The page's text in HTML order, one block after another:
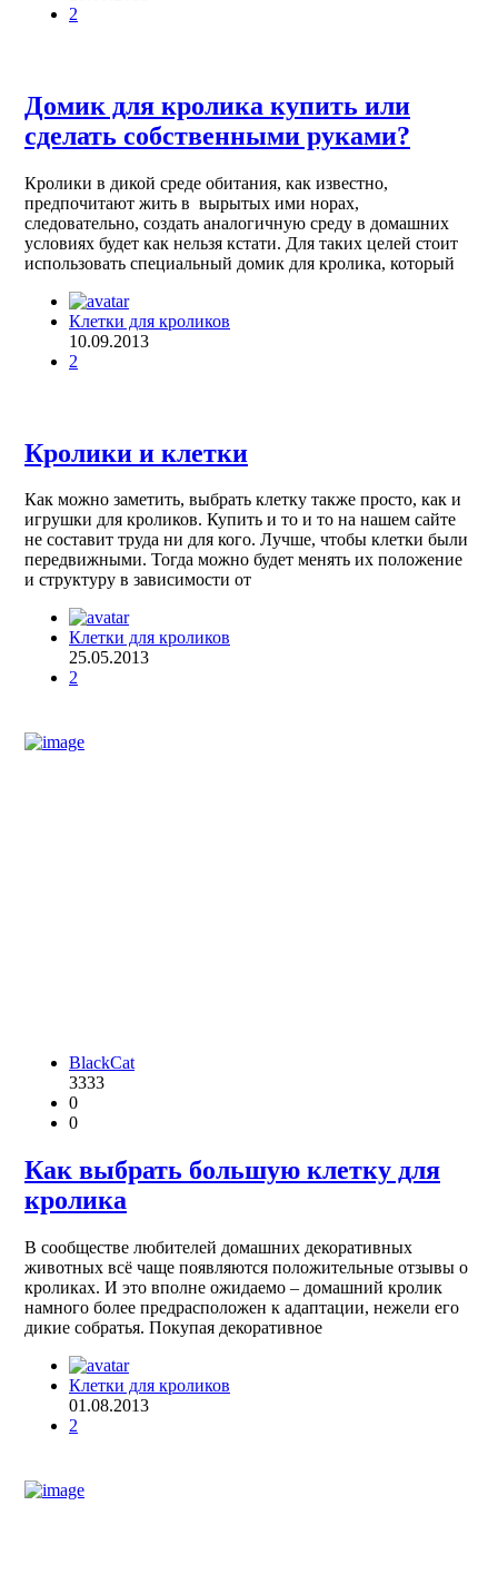
2
Домик для кролика купить или
сделать собственными руками?
Кролики в дикой среде обитания, как известно,
предпочитают жить в вырытых ими норах,
следовательно, создать аналогичную среду в домашних
условиях будет как нельзя кстати. Для таких целей стоит
использовать специальный домик для кролика, который
Клетки для кроликов
10.09.2013
2
Кролики и клетки
Как можно заметить, выбрать клетку также просто, как и
игрушки для кроликов. Купить и то и то на нашем сайте
не составит труда ни для кого. Лучше, чтобы клетки были
передвижными. Тогда можно будет менять их положение
и структуру в зависимости от
Клетки для кроликов
25.05.2013
2
BlackCat
3333
0
0
Как выбрать большую клетку для
кролика
В сообществе любителей домашних декоративных
животных всё чаще появляются положительные отзывы о
кроликах. И это вполне ожидаемо – домашний кролик
намного более предрасположен к адаптации, нежели его
дикие собратья. Покупая декоративное
Клетки для кроликов
01.08.2013
2